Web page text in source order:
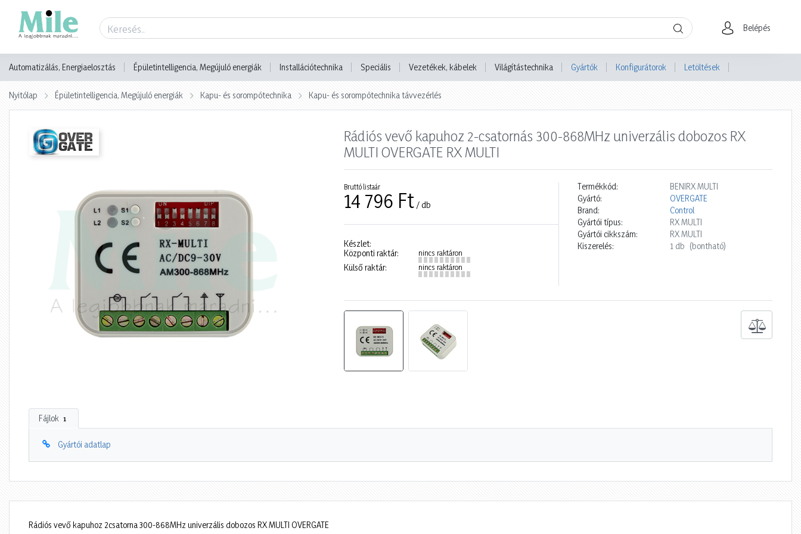
Belépés
Automatizálás, Energiaelosztás Épületintelligencia, Megújuló energiák Installációtechnika Speciális Vezetékek, kábelek Világítástechnika Gyártók Konfigurátorok Letöltések
Nyitólap Épületintelligencia, Megújuló energiák Kapu- és sorompótechnika Kapu- és sorompótechnika távvezérlés
Rádiós vevő kapuhoz 2-csatornás 300-868MHz univerzális dobozos RX
MULTI OVERGATE RX MULTI
Bruttó listaár
14 796 Ft / db
Készlet:
Központi raktár:
nincs raktáron
Külső raktár: nincs raktáron
Termékkód:
BENIRX MULTI
Gyártó:
OVERGATE
Brand:
Control
Gyártói típus:
RX MULTI
Gyártói cikkszám:
RX MULTI
Kiszerelés:
1 db (bontható)
Fájlok 1
Gyártói adatlap
Rádiós vevő kapuhoz 2csatorna 300-868MHz univerzális dobozos RX MULTI OVERGATE
Termék adatlap